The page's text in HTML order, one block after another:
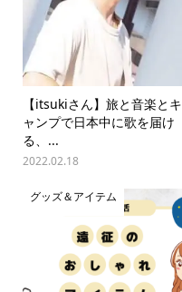
【itsukiさん】旅と音楽とキ
ャンプで日本中に歌を届け
る、...
2022.02.18
グッズ＆アイテム